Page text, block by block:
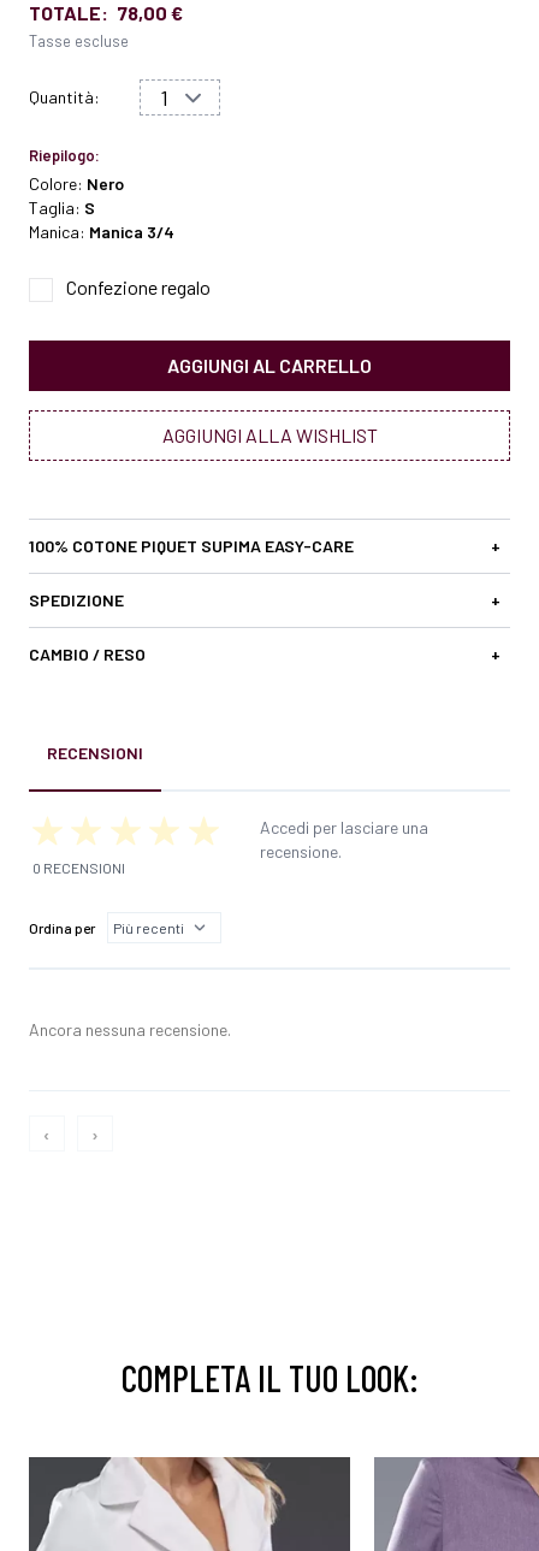
TOTALE: 78,00 €
Tasse escluse
Quantità:
Riepilogo:
Colore: Nero
Taglia: S
Manica: Manica 3/4
Confezione regalo
AGGIUNGI AL CARRELLO
AGGIUNGI ALLA WISHLIST
100% COTONE PIQUET SUPIMA EASY-CARE +
SPEDIZIONE +
CAMBIO / RESO +
RECENSIONI
0 RECENSIONI
Accedi per lasciare una
recensione.
Ordina per
Ancora nessuna recensione.
‹ ›
COMPLETA IL TUO LOOK: